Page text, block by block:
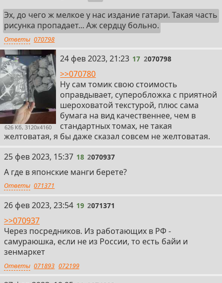
Эх, до чего ж мелкое у нас издание гатари. Такая часть
рисунка пропадает... Аж сердцу больно.
Ответы 070798
626 Кб, 3120x4160
17
24 фев 2023, 21:23 17 2070798
>>070780
Ну сам томик свою стоимость
оправдывает, суперобложка с приятной
шероховатой текстурой, плюс сама
бумага на вид качественнее, чем в
стандартных томах, не такая
желтоватая, я бы даже сказал совсем не желтоватая.
18
25 фев 2023, 15:37 18 2070937
А где в японские манги берете?
Ответы 071371
19
26 фев 2023, 23:54 19 2071371
>>070937
Через посредников. Из работающих в РФ -
самураюшка, если не из России, то есть байи и
зенмаркет
Ответы 071893 072199